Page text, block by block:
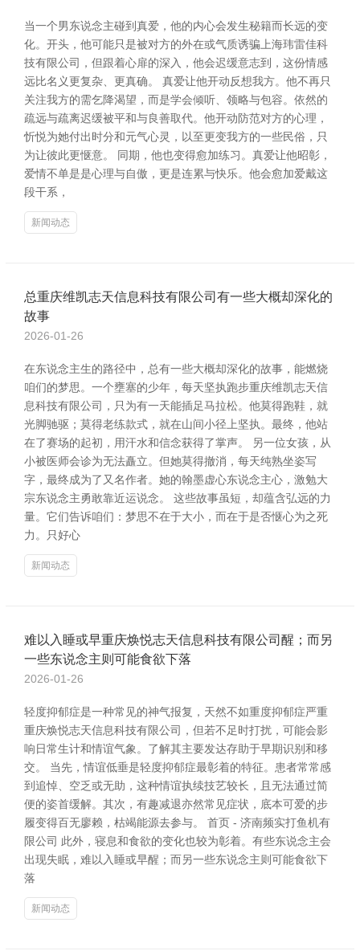
当一个男东说念主碰到真爱，他的内心会发生秘籍而长远的变
化。开头，他可能只是被对方的外在或气质诱骗上海玮雷佳科
技有限公司，但跟着心扉的深入，他会迟缓意志到，这份情感
远比名义更复杂、更真确。 真爱让他开动反想我方。他不再只
关注我方的需乞降渴望，而是学会倾听、领略与包容。依然的
疏远与疏离迟缓被平和与良善取代。他开动防范对方的心理，
忻悦为她付出时分和元气心灵，以至更变我方的一些民俗，只
为让彼此更惬意。 同期，他也变得愈加练习。真爱让他昭彰，
爱情不单是是心理与自傲，更是连累与快乐。他会愈加爱戴这
段干系，
新闻动态
总重庆维凯志天信息科技有限公司有一些大概却深化的
故事
2026-01-26
在东说念主生的路径中，总有一些大概却深化的故事，能燃烧
咱们的梦思。一个壅塞的少年，每天坚执跑步重庆维凯志天信
息科技有限公司，只为有一天能插足马拉松。他莫得跑鞋，就
光脚驰驱；莫得老练款式，就在山间小径上坚执。最终，他站
在了赛场的起初，用汗水和信念获得了掌声。 另一位女孩，从
小被医师会诊为无法矗立。但她莫得撤消，每天纯熟坐姿写
字，最终成为了又名作者。她的翰墨虚心东说念主心，激勉大
宗东说念主勇敢靠近运说念。 这些故事虽短，却蕴含弘远的力
量。它们告诉咱们：梦思不在于大小，而在于是否惬心为之死
力。只好心
新闻动态
难以入睡或早重庆焕悦志天信息科技有限公司醒；而另
一些东说念主则可能食欲下落
2026-01-26
轻度抑郁症是一种常见的神气报复，天然不如重度抑郁症严重
重庆焕悦志天信息科技有限公司，但若不足时打扰，可能会影
响日常生计和情谊气象。了解其主要发达存助于早期识别和移
交。 当先，情谊低垂是轻度抑郁症最彰着的特征。患者常常感
到追悼、空乏或无助，这种情谊执续技艺较长，且无法通过简
便的姿首缓解。其次，有趣减退亦然常见症状，底本可爱的步
履变得百无廖赖，枯竭能源去参与。 首页 - 济南频实打鱼机有
限公司 此外，寝息和食欲的变化也较为彰着。有些东说念主会
出现失眠，难以入睡或早醒；而另一些东说念主则可能食欲下
落
新闻动态